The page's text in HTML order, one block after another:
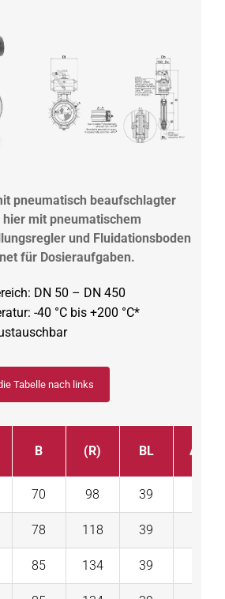
pneumatisch beaufschlagter
mit pneumatischem
und Fluidationsboden
für Dosieraufgaben.
DN 50 – DN 450
-40 °C bis +200 °C*
Tabelle nach links
B (R) BL
70 98 39
78 118 39
85 134 39